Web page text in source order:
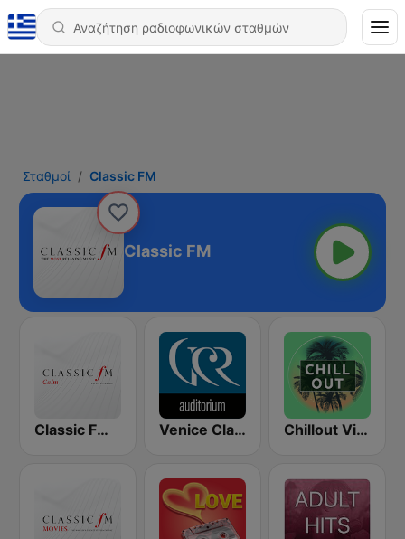
Σταθμοί Classic FM
Classic FM
Classic FM Calm Venice Classic Radio | VCR Auditorium Chillout Vibes